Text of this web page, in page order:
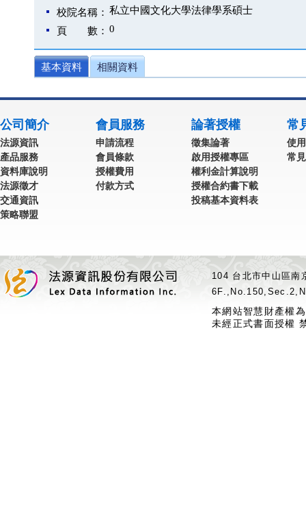
校院名稱： 私立中國文化大學法律學系碩士
頁 數： 0
基本資料 相關資料
公司簡介
法源資訊
產品服務
資料庫說明
法源徵才
交通資訊
策略聯盟
會員服務
申請流程
會員條款
授權費用
付款方式
論著授權
徵集論著
啟用授權專區
權利金計算說明
授權合約書下載
投稿基本資料表
常
使
常
104 台北市中山區
本網站智慧財產權
未經正式書面授權